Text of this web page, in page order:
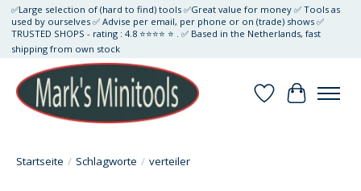
✅Large selection of (hard to find) tools ✅Great value for money ✅ Tools as
used by ourselves ✅ Advise per email, per phone or on (trade) shows ✅
TRUSTED SHOPS - rating : 4.8 ⭐⭐⭐⭐ ⭐ . ✅ Based in the Netherlands, fast
shipping from own stock
Wunschzettel
Ihr
Startseite / Schlagworte / verteiler